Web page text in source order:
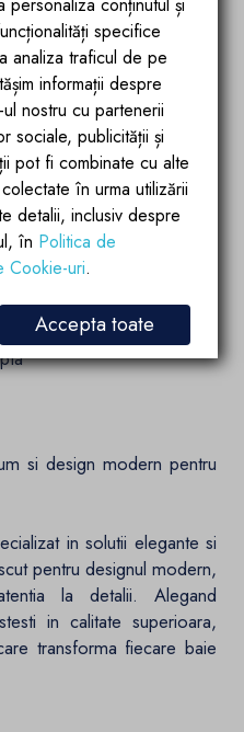
180°
mm, transparenta
Clean
superioara
si design modern pentru
in solutii elegante si
pentru designul modern,
la detalii. Alegand
in calitate superioara,
transforma fiecare baie
specifice
analiza traficul de pe
informații despre
nostru cu partenerii
sociale, publicității și
pot fi combinate cu alte
în urma utilizării
detalii, inclusiv despre
în Politica de
Cookie-uri.
Accepta toate